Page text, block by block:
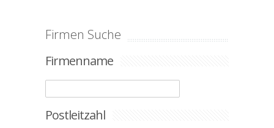
Firmen Suche
Firmenname
Postleitzahl